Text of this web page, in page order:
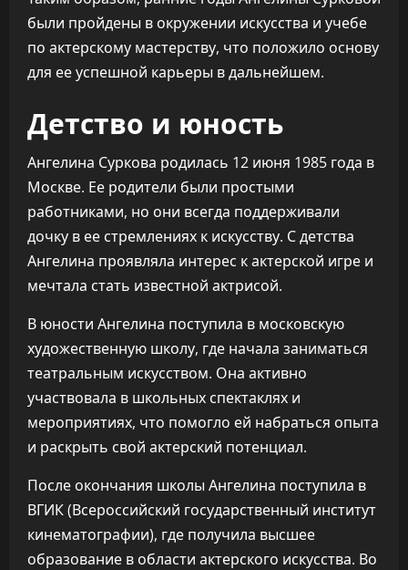
были пройдены в окружении искусства и учебе
по актерскому мастерству, что положило основу
для ее успешной карьеры в дальнейшем.
Детство и юность
Ангелина Суркова родилась 12 июня 1985 года в
Москве. Ее родители были простыми
работниками, но они всегда поддерживали
дочку в ее стремлениях к искусству. С детства
Ангелина проявляла интерес к актерской игре и
мечтала стать известной актрисой.
В юности Ангелина поступила в московскую
художественную школу, где начала заниматься
театральным искусством. Она активно
участвовала в школьных спектаклях и
мероприятиях, что помогло ей набраться опыта
и раскрыть свой актерский потенциал.
После окончания школы Ангелина поступила в
ВГИК (Всероссийский государственный институт
кинематографии), где получила высшее
образование в области актерского искусства. Во